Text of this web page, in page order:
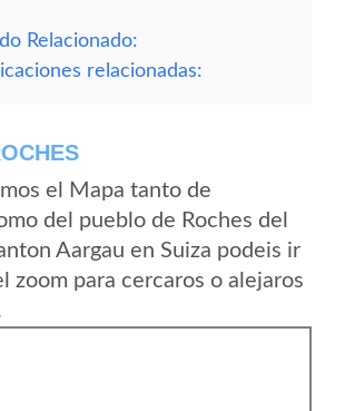
Relacionado:
relacionadas:
el Mapa tanto de
del pueblo de Roches del
Aargau en Suiza podeis ir
zoom para cercaros o alejaros